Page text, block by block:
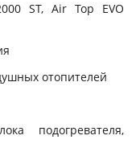
ST, Air Top EVO
отопителей
подогревателя,